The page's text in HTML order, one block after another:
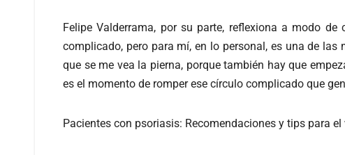
Felipe Valderrama, por su parte, reflexiona a modo
complicado, pero para mí, en lo personal, es una de
que se me vea la pierna, porque también hay que
es el momento de romper ese círculo complicado que
Pacientes con psoriasis: Recomendaciones y tips para el